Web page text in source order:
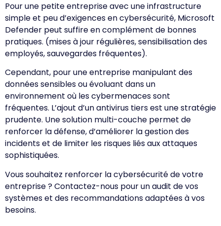
Pour une petite entreprise avec une infrastructure
simple et peu d’exigences en cybersécurité, Microsoft
Defender peut suffire en complément de bonnes
pratiques. (mises à jour régulières, sensibilisation des
employés, sauvegardes fréquentes).
Cependant, pour une entreprise manipulant des
données sensibles ou évoluant dans un
environnement où les cybermenaces sont
fréquentes. L’ajout d’un antivirus tiers est une stratégie
prudente. Une solution multi-couche permet de
renforcer la défense, d’améliorer la gestion des
incidents et de limiter les risques liés aux attaques
sophistiquées.
Vous souhaitez renforcer la cybersécurité de votre
entreprise ? Contactez-nous pour un audit de vos
systèmes et des recommandations adaptées à vos
besoins.